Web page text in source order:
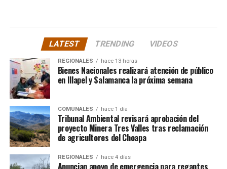
LATEST TRENDING VIDEOS
REGIONALES hace 13 horas
Bienes Nacionales realizará atención de público
en Illapel y Salamanca la próxima semana
COMUNALES hace 1 día
Tribunal Ambiental revisará aprobación del
proyecto Minera Tres Valles tras reclamación
de agricultores del Choapa
REGIONALES hace 4 días